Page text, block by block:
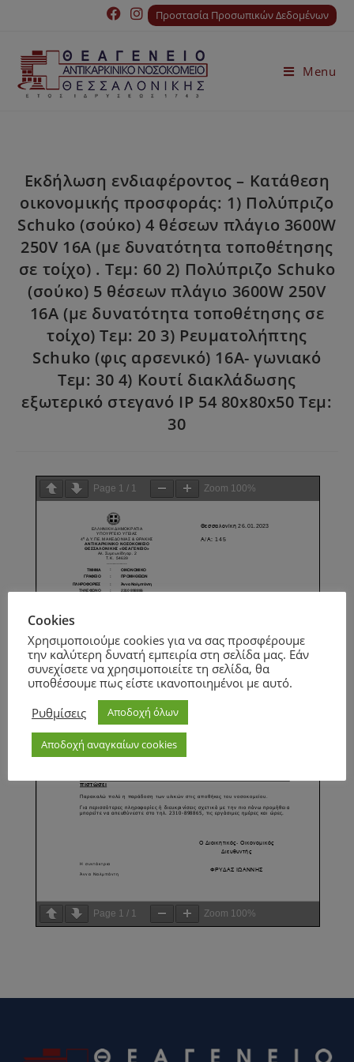
Προστασία Προσωπικών Δεδομένων
Menu
Εκδήλωση ενδιαφέροντος – Κατάθεση
οικονομικής προσφοράς: 1) Πολύπριζο
Schuko (σούκο) 4 θέσεων πλάγιο 3600W
250V 16A (με δυνατότητα τοποθέτησης
σε τοίχο) . Τεμ: 60 2) Πολύπριζο Schuko
(σούκο) 5 θέσεων πλάγιο 3600W 250V
16A (με δυνατότητα τοποθέτησης σε
τοίχο) Τεμ: 20 3) Ρευματολήπτης
Schuko (φις αρσενικό) 16Α- γωνιακό
Τεμ: 30 4) Κουτί διακλάδωσης
εξωτερικό στεγανό IP 54 80x80x50 Τεμ:
30
Page 1 / 1 Zoom 100%
Page 1 / 1 Zoom 100%
Cookies
Χρησιμοποιούμε cookies για να σας προσφέρουμε
την καλύτερη δυνατή εμπειρία στη σελίδα μας. Εάν
συνεχίσετε να χρησιμοποιείτε τη σελίδα, θα
υποθέσουμε πως είστε ικανοποιημένοι με αυτό.
Ρυθμίσεις
Αποδοχή όλων
Αποδοχή αναγκαίων cookies